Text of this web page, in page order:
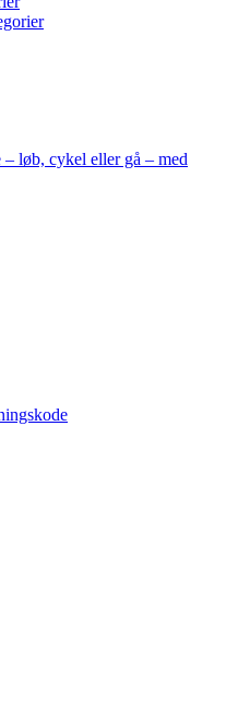
løb, cykel eller gå – med